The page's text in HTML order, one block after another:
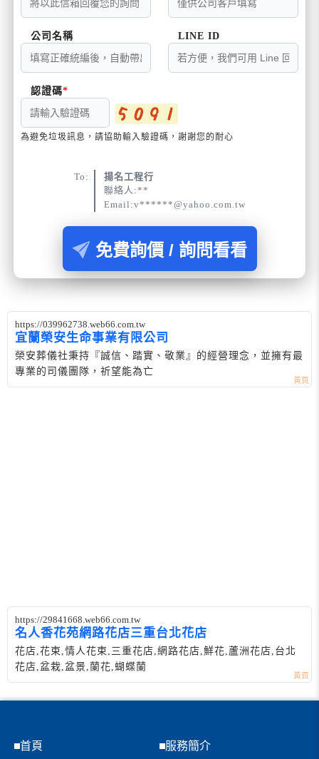
公司名稱 LINE ID
認證碼
為避免垃圾訊息，請協助輸入驗證碼，謝謝您的耐心
To:
揚名工程行
聯絡人:**
Email:v******@yahoo.com.tw
免費詢價 / 詢問看看
https://039962738.web66.com.tw
宜蘭榮安生命事業有限公司
榮安葬儀社秉持『誠信、踏實、敬業』的經營理念，並擁有最
專業的司儀團隊，祈望能為亡
https://29841668.web66.com.tw
名人香花苑網路花店三重台北花店
花店,花束,情人花束,三重花店,網路花店,鮮花,蘆洲花店,台北
花店,盆栽,盆景,蘭花,蝴蝶蘭
首頁 服務簡介